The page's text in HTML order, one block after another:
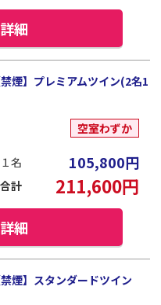
細
煙】プレミアムツイン(2名1
空室わずか
名 105,800円
計 211,600円
細
煙】スタンダードツイン